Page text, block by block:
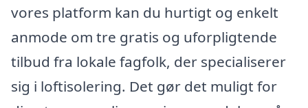
vores platform kan du hurtigt og enkelt
anmode om tre gratis og uforpligtende
tilbud fra lokale fagfolk, der specialiserer
sig i loftisolering. Det gør det muligt for